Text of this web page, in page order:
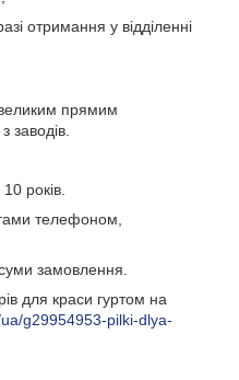
отримання у відділенні
великим прямим
заводів.
років.
телефоном,
замовлення.
для краси гуртом на
g29954953-pilki-dlya-